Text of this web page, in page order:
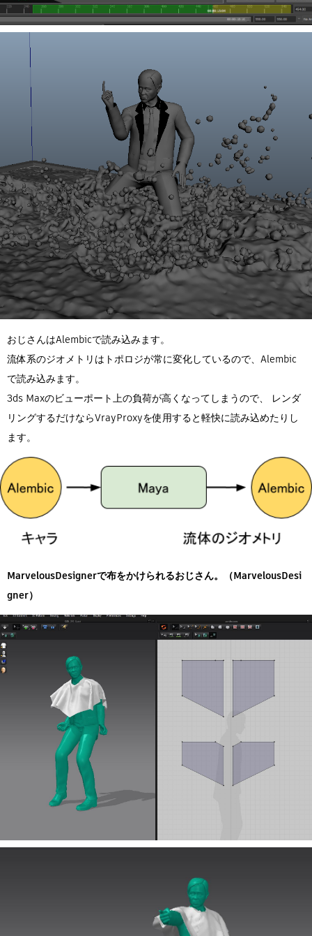
おじさんはAlembicで読み込みます。
流体系のジオメトリはトポロジが常に変化しているので、Alembic
で読み込みます。
3ds Maxのビューポート上の負荷が高くなってしまうので、 レンダ
リングするだけならVrayProxyを使用すると軽快に読み込めたりし
ます。
MarvelousDesignerで布をかけられるおじさん。（MarvelousDesi
gner）